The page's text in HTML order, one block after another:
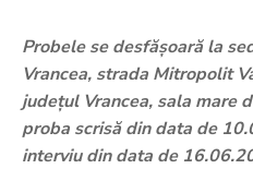
Probele se desfășoară la
Vrancea, strada Mitropolit
județul Vrancea, sala mare
proba scrisă din data de
interviu din data de